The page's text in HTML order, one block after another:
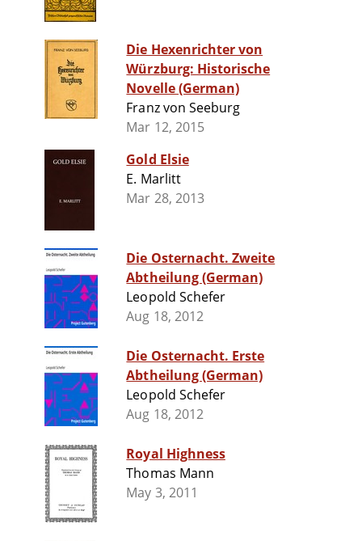
Die Hexenrichter von
Würzburg: Historische
Novelle (German)
Franz von Seeburg
Mar 12, 2015
Gold Elsie
E. Marlitt
Mar 28, 2013
Die Osternacht. Zweite
Abtheilung (German)
Leopold Schefer
Aug 18, 2012
Die Osternacht. Erste
Abtheilung (German)
Leopold Schefer
Aug 18, 2012
Royal Highness
Thomas Mann
May 3, 2011